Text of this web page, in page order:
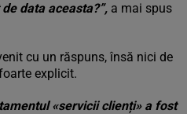
data aceasta?”, a mai spus
cu un răspuns, însă nici de
explicit.
«servicii clienți» a fost